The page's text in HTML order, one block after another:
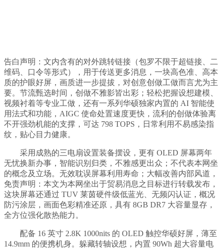
告白声明：文内含有的对外跳转链接（包罗不限于超链接、二
维码、口令等形式），用于传送更多消息，一块高色准、高本
质的护眼好屏，画质进一步提拔，对创意创做工做而言尤为主
要。节流甄选时间，创做不雅影皆出彩；轻松把握设想建模、
视频衬着等专业工做，还有一系列华硕独家内置的 AI 智能使
用法式和功能，AIGC 使命处置速度更快，流利的创做体验离
不开强劲机能的支撑，可达 798 TOPS，日常利用不易感染指
纹，贴心目力健康。
采用成熟的三电扇设置装备摆设，更有 OLED 屏幕两年
无忧换新办事，智能识别归类，不雅感更出众；不代表本网坐
的概念及立场。无效耽误屏幕利用寿命；大幅改善内部风道，
免责声明：本文为本网坐出于贸易消息之目标进行转载发布，
这块屏幕还通过 TUV 莱茵硬件级低蓝光、无频闪认证，概况
防污涂层，画面色彩精准还原，具有 8GB DR7 大容量显存，
全方位强化散热能力。
配备 16 英寸 2.8K 1000nits 的 OLED 触控华硕好屏，薄至
14.9mm 的便携机身。躲藏转轴设想，内置 90Wh 超大容量电